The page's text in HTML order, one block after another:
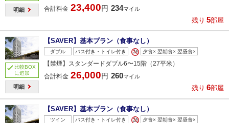
明細
合計料金 23,400円 234マイル
残り 5部屋
比較BOX
に追加
明細
【SAVER】基本プラン（食事なし）
ダブル バス付き・トイレ付き 夕食× 翌朝食× 翌昼食×
【禁煙】スタンダードダブル6〜15階（27平米）
合計料金 26,000円 260マイル
残り 6部屋
【SAVER】基本プラン（食事なし）
ツイン バス付き・トイレ付き 夕食× 翌朝食× 翌昼食×